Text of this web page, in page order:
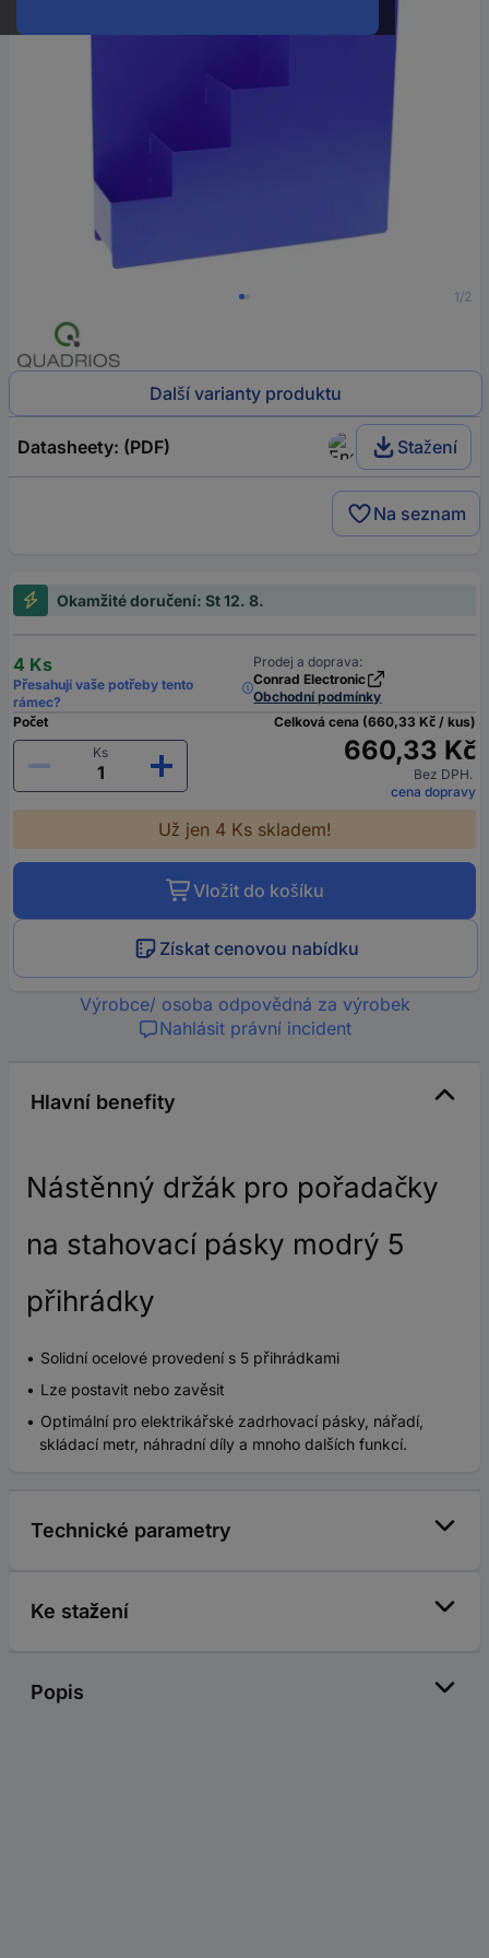
1/2
Další varianty produktu
Datasheety: (PDF) Stažení
Na seznam
Okamžité doručení: St 12. 8.
4 Ks
Přesahují vaše potřeby tento
rámec?
Prodej a doprava:
Conrad Electronic
Obchodní podmínky
Počet
Ks
Celková cena (660,33 Kč / kus)
660,33 Kč
Bez DPH.
cena dopravy
Už jen 4 Ks skladem!
Vložit do košíku
Získat cenovou nabídku
Výrobce/ osoba odpovědná za výrobek
Nahlásit právní incident
Hlavní benefity
Nástěnný držák pro pořadačky
na stahovací pásky modrý 5
přihrádky
Solidní ocelové provedení s 5 přihrádkami
Lze postavit nebo zavěsit
Optimální pro elektrikářské zadrhovací pásky, nářadí,
skládací metr, náhradní díly a mnoho dalších funkcí.
Technické parametry
Ke stažení
Popis